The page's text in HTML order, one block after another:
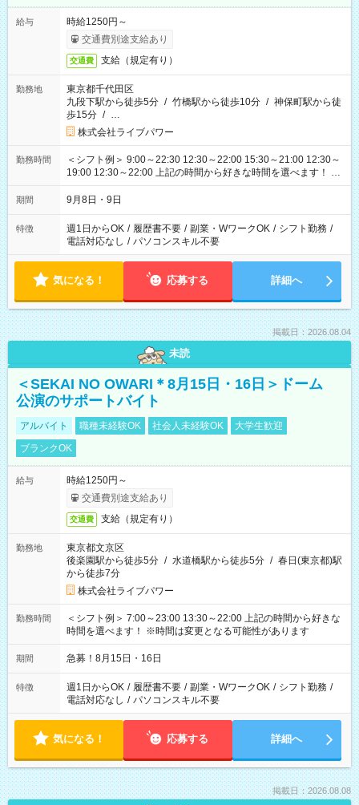
給与
時給1250円～
交通費別途支給あり
交通費 支給（規定有り）
勤務地
東京都千代田区
九段下駅から徒歩5分 / 竹橋駅から徒歩10分 / 神保町駅から徒
歩15分 / …
株式会社ライブパワー
勤務時間
＜シフト例＞ 9:00～22:30 12:30～22:00 15:30～21:00 12:30～
19:00 12:30～22:00 上記の時間から好きな時間を選べます！ ※
時間は変更となる可能性があります
期間 9月8日・9日
特徴 週1日からOK / 履歴書不要 / 副業・WワークOK / シフト勤務 /
電話対応なし / パソコンスキル不要
気になる！ 応募する 詳細へ
掲載日：2026.08.04
未読
＜SEKAI NO OWARI＊8月15日・16日＞ドーム
公演のサポートバイト
アルバイト 職種未経験OK 社会人未経験OK
大学生歓迎
ブランクOK
給与
時給1250円～
交通費別途支給あり
交通費 支給（規定有り）
勤務地
東京都文京区
後楽園駅から徒歩5分 / 水道橋駅から徒歩5分 / 春日(東京都)駅
から徒歩7分
株式会社ライブパワー
勤務時間
＜シフト例＞ 7:00～23:00 13:30～22:00 上記の時間から好きな
時間を選べます！ ※時間は変更となる可能性があります
期間 急募！8月15日・16日
特徴 週1日からOK / 履歴書不要 / 副業・WワークOK / シフト勤務 /
電話対応なし / パソコンスキル不要
気になる！ 応募する 詳細へ
掲載日：2026.08.08